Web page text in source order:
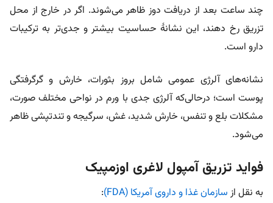
چند ساعت بعد از دریافت دوز ظاهر می‌شوند. اگر در خارج از محل
تزریق رخ دهند، این نشانۀ حساسیت بیشتر و جدی‌تر به ترکیبات
دارو است.
نشانه‌های آلرژی عمومی شامل بروز بثورات، خارش و گرگرفتگی
پوست است؛ در‌حالی‌که آلرژی جدی با ورم در نواحی مختلف صورت،
مشکلات بلع و تنفس، خارش شدید، غش، سرگیجه و تندتپشی ظاهر
می‌شود.
فواید تزریق آمپول لاغری اوزمپیک
به نقل از سازمان غذا و داروی آمریکا (FDA) :